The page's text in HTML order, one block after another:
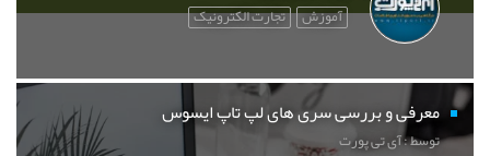
آموزش تجارت الکترونیک
معرفی و بررسی سری های لپ تاپ ایسوس
توسط : آی تی پورت